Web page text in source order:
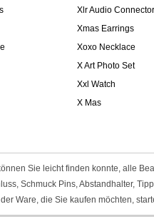
Xlr Audio Connector
Xmas Earrings
Xoxo Necklace
X Art Photo Set
Xxl Watch
X Mas
Sie leicht finden konnte, alle
Schmuck Pins, Abstandhalter,
Ware, die Sie kaufen möchten,